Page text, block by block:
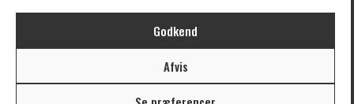
Godkend
Afvis
STØTTE
KONTAKT